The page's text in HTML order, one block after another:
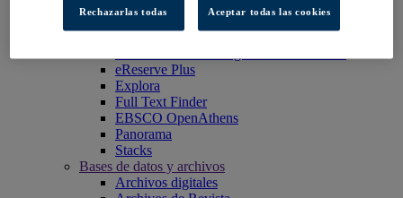
EBSCO FOLIO
Aplicación móvil de EBSCO
eReserve Plus
Explora
Full Text Finder
EBSCO OpenAthens
Panorama
Stacks
Bases de datos y archivos
Archivos digitales
Rechazarlas todas Aceptar todas las cookies